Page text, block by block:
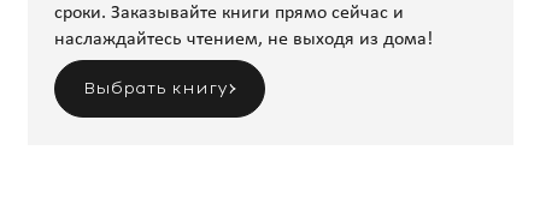
сроки. Заказывайте книги прямо сейчас и
наслаждайтесь чтением, не выходя из дома!
Выбрать книгу